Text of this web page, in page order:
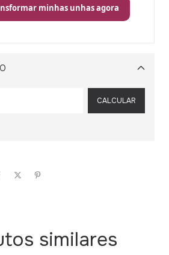
minhas unhas agora
Alterar CEP
CALCULAR
similares